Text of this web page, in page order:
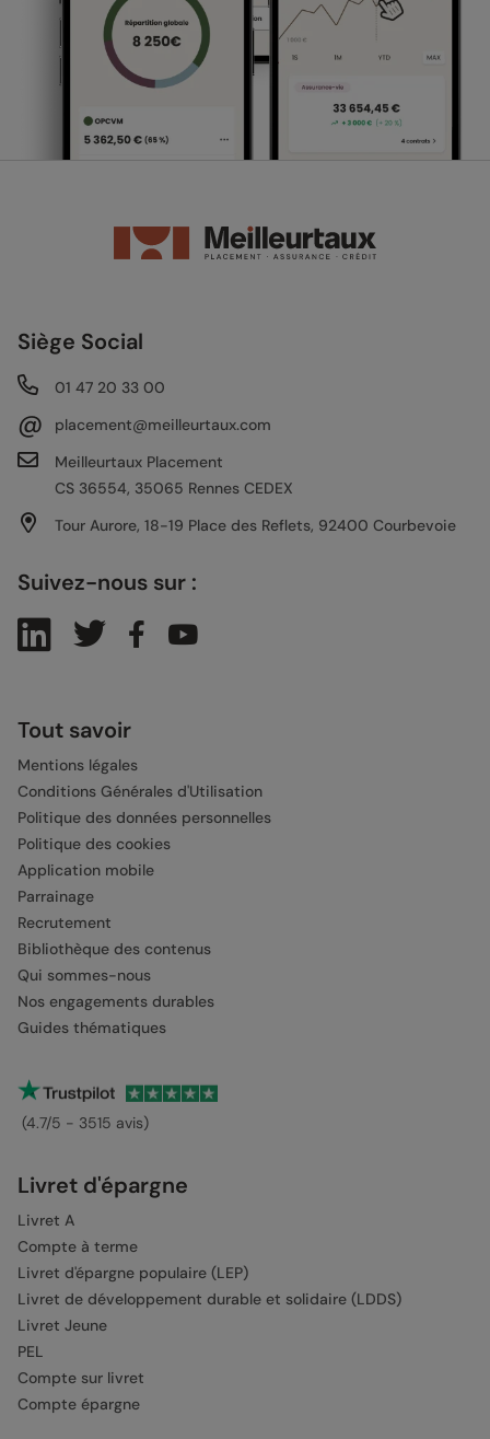
Siège Social
01 47 20 33 00
@
placement@meilleurtaux.com
Meilleurtaux Placement
CS 36554, 35065 Rennes CEDEX
Tour Aurore, 18-19 Place des Reflets, 92400 Courbevoie
Suivez-nous sur :
Tout savoir
Mentions légales
Conditions Générales d'Utilisation
Politique des données personnelles
Politique des cookies
Application mobile
Parrainage
Recrutement
Bibliothèque des contenus
Qui sommes-nous
Nos engagements durables
Guides thématiques
(4.7/5 - 3515 avis)
Livret d'épargne
Livret A
Compte à terme
Livret d'épargne populaire (LEP)
Livret de développement durable et solidaire (LDDS)
Livret Jeune
PEL
Compte sur livret
Compte épargne